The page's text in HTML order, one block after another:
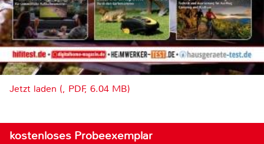
Jetzt laden (, PDF, 6.04 MB)
kostenloses Probeexemplar